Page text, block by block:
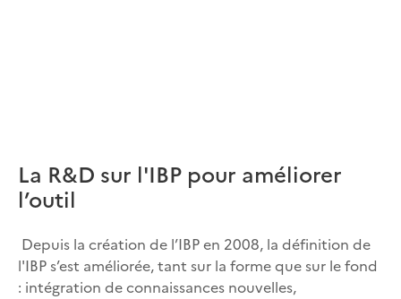
La R&D sur l'IBP pour améliorer
l’outil
Depuis la création de l’IBP en 2008, la définition de
l'IBP s’est améliorée, tant sur la forme que sur le fond
: intégration de connaissances nouvelles,